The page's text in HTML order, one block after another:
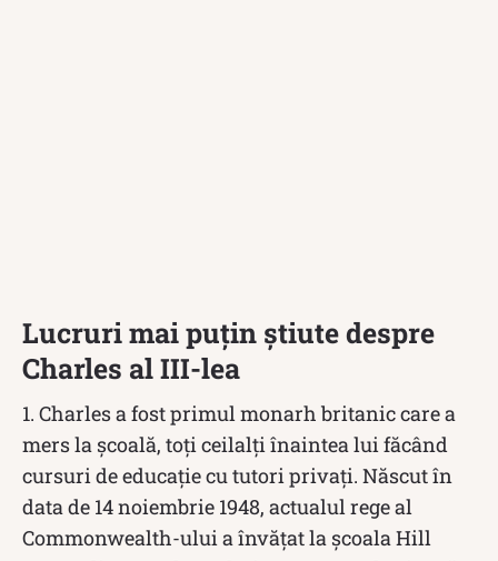
Lucruri mai puțin știute despre
Charles al III-lea
1. Charles a fost primul monarh britanic care a
mers la școală, toți ceilalți înaintea lui făcând
cursuri de educație cu tutori privați. Născut în
data de 14 noiembrie 1948, actualul rege al
Commonwealth-ului a învățat la școala Hill